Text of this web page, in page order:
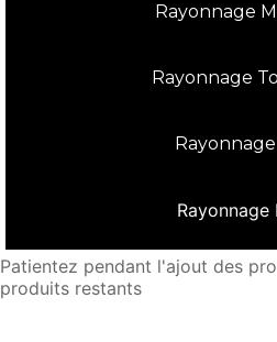
Rayonnage
Rayonnage
Rayonnage
Patientez pendant l'ajout des
produits restants